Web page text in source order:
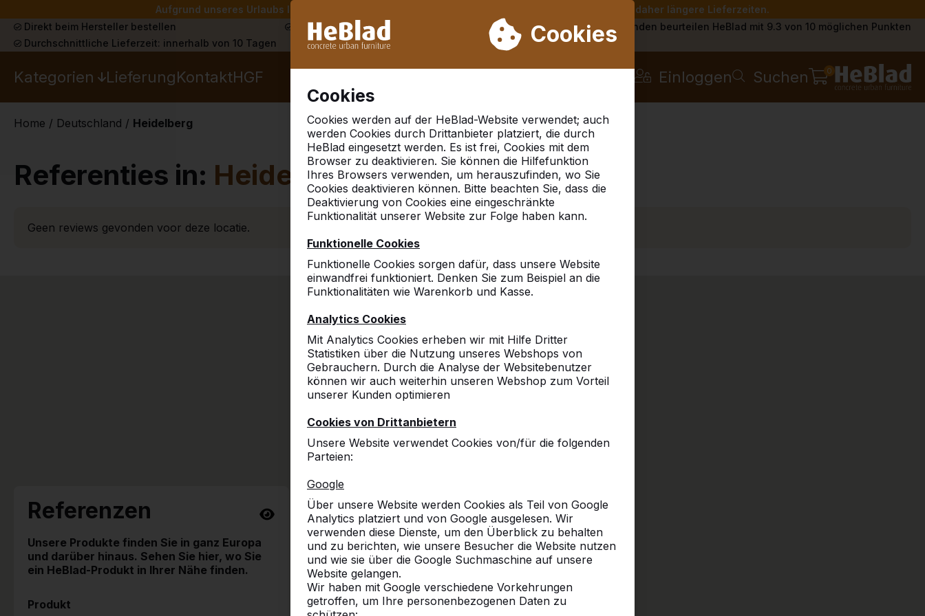
Aufgrund unseres Urlaubs liefern wir von Woche 31 bis Woche 33 nicht. Bitte berücksichtigen Sie daher längere Lieferzeiten.
Cookies
Cookies
Cookies werden auf der HeBlad-Website verwendet; auch
werden Cookies durch Drittanbieter platziert, die durch
HeBlad eingesetzt werden. Es ist frei, Cookies mit dem
Browser zu deaktivieren. Sie können die Hilfefunktion
Ihres Browsers verwenden, um herauszufinden, wo Sie
Cookies deaktivieren können. Bitte beachten Sie, dass die
Deaktivierung von Cookies eine eingeschränkte
Funktionalität unserer Website zur Folge haben kann.
Funktionelle Cookies
Funktionelle Cookies sorgen dafür, dass unsere Website
einwandfrei funktioniert. Denken Sie zum Beispiel an die
Funktionalitäten wie Warenkorb und Kasse.
Analytics Cookies
Mit Analytics Cookies erheben wir mit Hilfe Dritter
Statistiken über die Nutzung unseres Webshops von
Gebrauchern. Durch die Analyse der Websitebenutzer
können wir auch weiterhin unseren Webshop zum Vorteil
unserer Kunden optimieren
Cookies von Drittanbietern
Unsere Website verwendet Cookies von/für die folgenden
Parteien:
Google
Über unsere Website werden Cookies als Teil von Google
Analytics platziert und von Google ausgelesen. Wir
verwenden diese Dienste, um den Überblick zu behalten
und zu berichten, wie unsere Besucher die Website nutzen
und wie sie über die Google Suchmaschine auf unsere
Website gelangen.
Wir haben mit Google verschiedene Vorkehrungen
getroffen, um Ihre personenbezogenen Daten zu
Direkt beim Hersteller bestellen Schon mehr als 30.000 Produkten verkauft
Kunden beurteilen HeBlad mit 9.3 von 10 möglichen Punkten
Durchschnittliche Lieferzeit: innerhalb von 10 Tagen
Kategorien LieferungKontaktHGF Einloggen Suchen 0
Home / Deutschland / Heidelberg
Referenties in: Heidelberg
Geen reviews gevonden voor deze locatie.
Referenzen
Unsere Produkte finden Sie in ganz Europa
und darüber hinaus. Sehen Sie hier, wo Sie
ein HeBlad-Produkt in Ihrer Nähe finden.
Produkt